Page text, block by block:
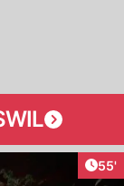
55'